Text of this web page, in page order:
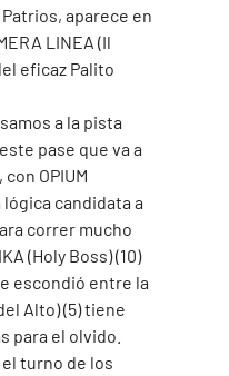
aparece en
LINEA (Il
eficaz Palito
a la pista
pase que va a
OPIUM
lógica candidata a
correr mucho
(Holy Boss) (10)
escondió entre la
Alto) (5) tiene
para el olvido.
el turno de los